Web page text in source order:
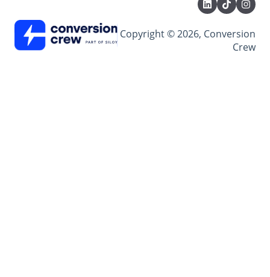
Copyright © 2026, Conversion
Crew